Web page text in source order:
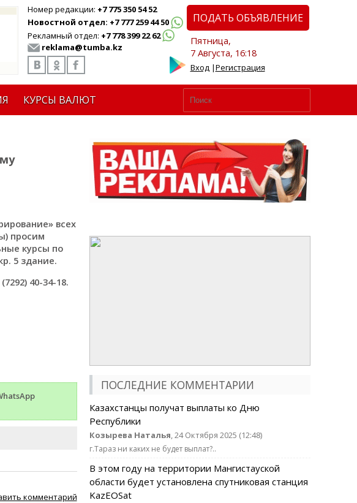
Номер редакции: +7 775 350 54 52
Новостной отдел: +7 777 259 44 50
Рекламный отдел: +7 778 399 22 62
reklama@tumba.kz
ПОДАТЬ ОБЪЯВЛЕНИЕ
Пятница,
7 Августа, 16:18
Вход|Регистрация
КУРСЫ ВАЛЮТ
всех
просим
курсы по
5 здание.
40-34-18.
комментарий
ПОСЛЕДНИЕ КОММЕНТАРИИ
Казахстанцы получат выплаты ко Дню
Республики
Козырева Наталья, 24 Октября 2025 (12:48)
г.Тараз ни каких не будет выплат?..
В этом году на территории Мангистауской
области будет установлена спутниковая станция
KazEOSat